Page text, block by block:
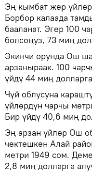
Эң кымбат жер
Борбор калаада
бааланат. Эгер 100
болсоңуз, 73 миң
Экинчи орунда Ош
арзаныраак. 100
үйдү 44 миң
Чүй облусуна
үйлөрдүн чарчы
Бир үйдү 40,6 миң
Эң арзан үйлөр Ош
чектешкен Алай
метри 1949 сом.
2,8 миң долларга